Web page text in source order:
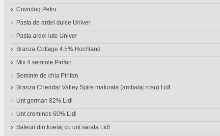
Covridog Petru
Pasta de ardei dulce Univer
Pasta ardei iute Univer
Branza Cottage 4.5% Hochland
Mix 4 seminte Pirifan
Seminte de chia Pirifan
Branza Cheddar Valley Spire maturata (ambalaj rosu) Lidl
Unt german 82% Lidl
Unt creminos 60% Lidl
Saleuri din foietaj cu unt sarata Lidl